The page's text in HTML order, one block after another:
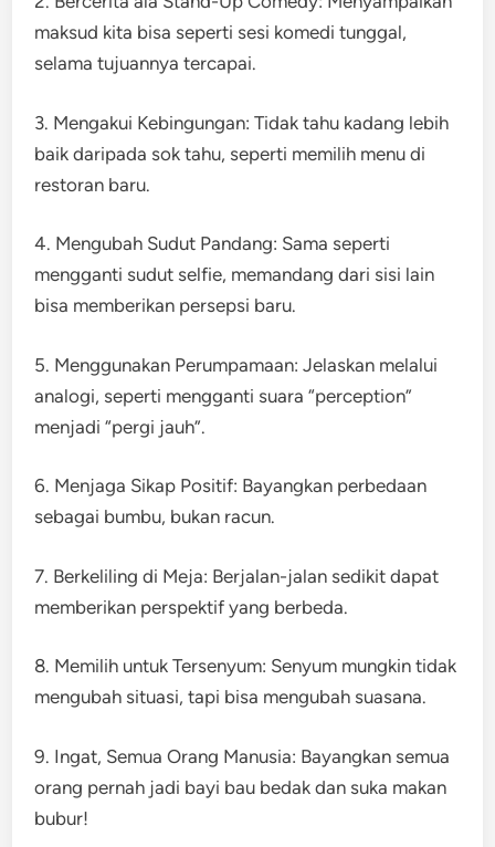
maksud kita bisa seperti sesi komedi tunggal,
selama tujuannya tercapai.
3. Mengakui Kebingungan: Tidak tahu kadang lebih
baik daripada sok tahu, seperti memilih menu di
restoran baru.
4. Mengubah Sudut Pandang: Sama seperti
mengganti sudut selfie, memandang dari sisi lain
bisa memberikan persepsi baru.
5. Menggunakan Perumpamaan: Jelaskan melalui
analogi, seperti mengganti suara “perception”
menjadi “pergi jauh”.
6. Menjaga Sikap Positif: Bayangkan perbedaan
sebagai bumbu, bukan racun.
7. Berkeliling di Meja: Berjalan-jalan sedikit dapat
memberikan perspektif yang berbeda.
8. Memilih untuk Tersenyum: Senyum mungkin tidak
mengubah situasi, tapi bisa mengubah suasana.
9. Ingat, Semua Orang Manusia: Bayangkan semua
orang pernah jadi bayi bau bedak dan suka makan
bubur!